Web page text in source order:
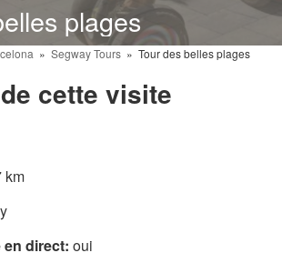
plages
» Segway Tours » Tour des belles plages
cette visite
km
direct: oui